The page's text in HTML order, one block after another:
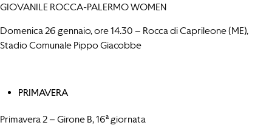
GIOVANILE ROCCA-PALERMO WOMEN
Domenica 26 gennaio, ore 14.30 – Rocca di Caprileone (ME),
Stadio Comunale Pippo Giacobbe
PRIMAVERA
Primavera 2 – Girone B, 16ª giornata